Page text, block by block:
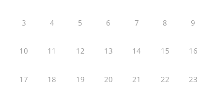
3 4 5 6 7 8 9
10 11 12 13 14 15 16
17 18 19 20 21 22 23